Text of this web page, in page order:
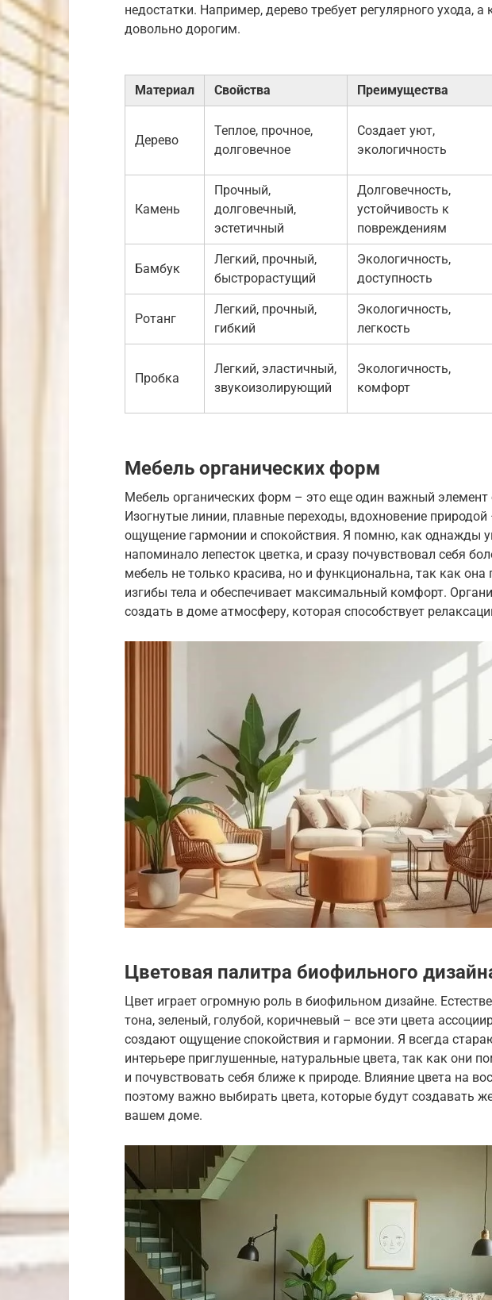
недостатки. Например, дерево требует регулярного ухода,
довольно дорогим.
Материал Свойства Преимущества
Дерево
Теплое, прочное,
долговечное
Создает уют,
экологичность
Камень
Прочный,
долговечный,
эстетичный
Долговечность,
устойчивость к
повреждениям
Бамбук
Легкий, прочный,
быстрорастущий
Экологичность,
доступность
Ротанг
Легкий, прочный,
гибкий
Экологичность,
легкость
Пробка
Легкий, эластичный,
звукоизолирующий
Экологичность,
комфорт
Мебель органических форм
Мебель органических форм – это еще один важный элемент
Изогнутые линии, плавные переходы, вдохновение природой
ощущение гармонии и спокойствия. Я помню, как однажды
напоминало лепесток цветка, и сразу почувствовал себя
мебель не только красива, но и функциональна, так как она
изгибы тела и обеспечивает максимальный комфорт.
создать в доме атмосферу, которая способствует
Цветовая палитра биофильного
Цвет играет огромную роль в биофильном дизайне.
тона, зеленый, голубой, коричневый – все эти цвета
создают ощущение спокойствия и гармонии. Я всегда
интерьере приглушенные, натуральные цвета, так как они
и почувствовать себя ближе к природе. Влияние цвета на
поэтому важно выбирать цвета, которые будут создавать
вашем доме.